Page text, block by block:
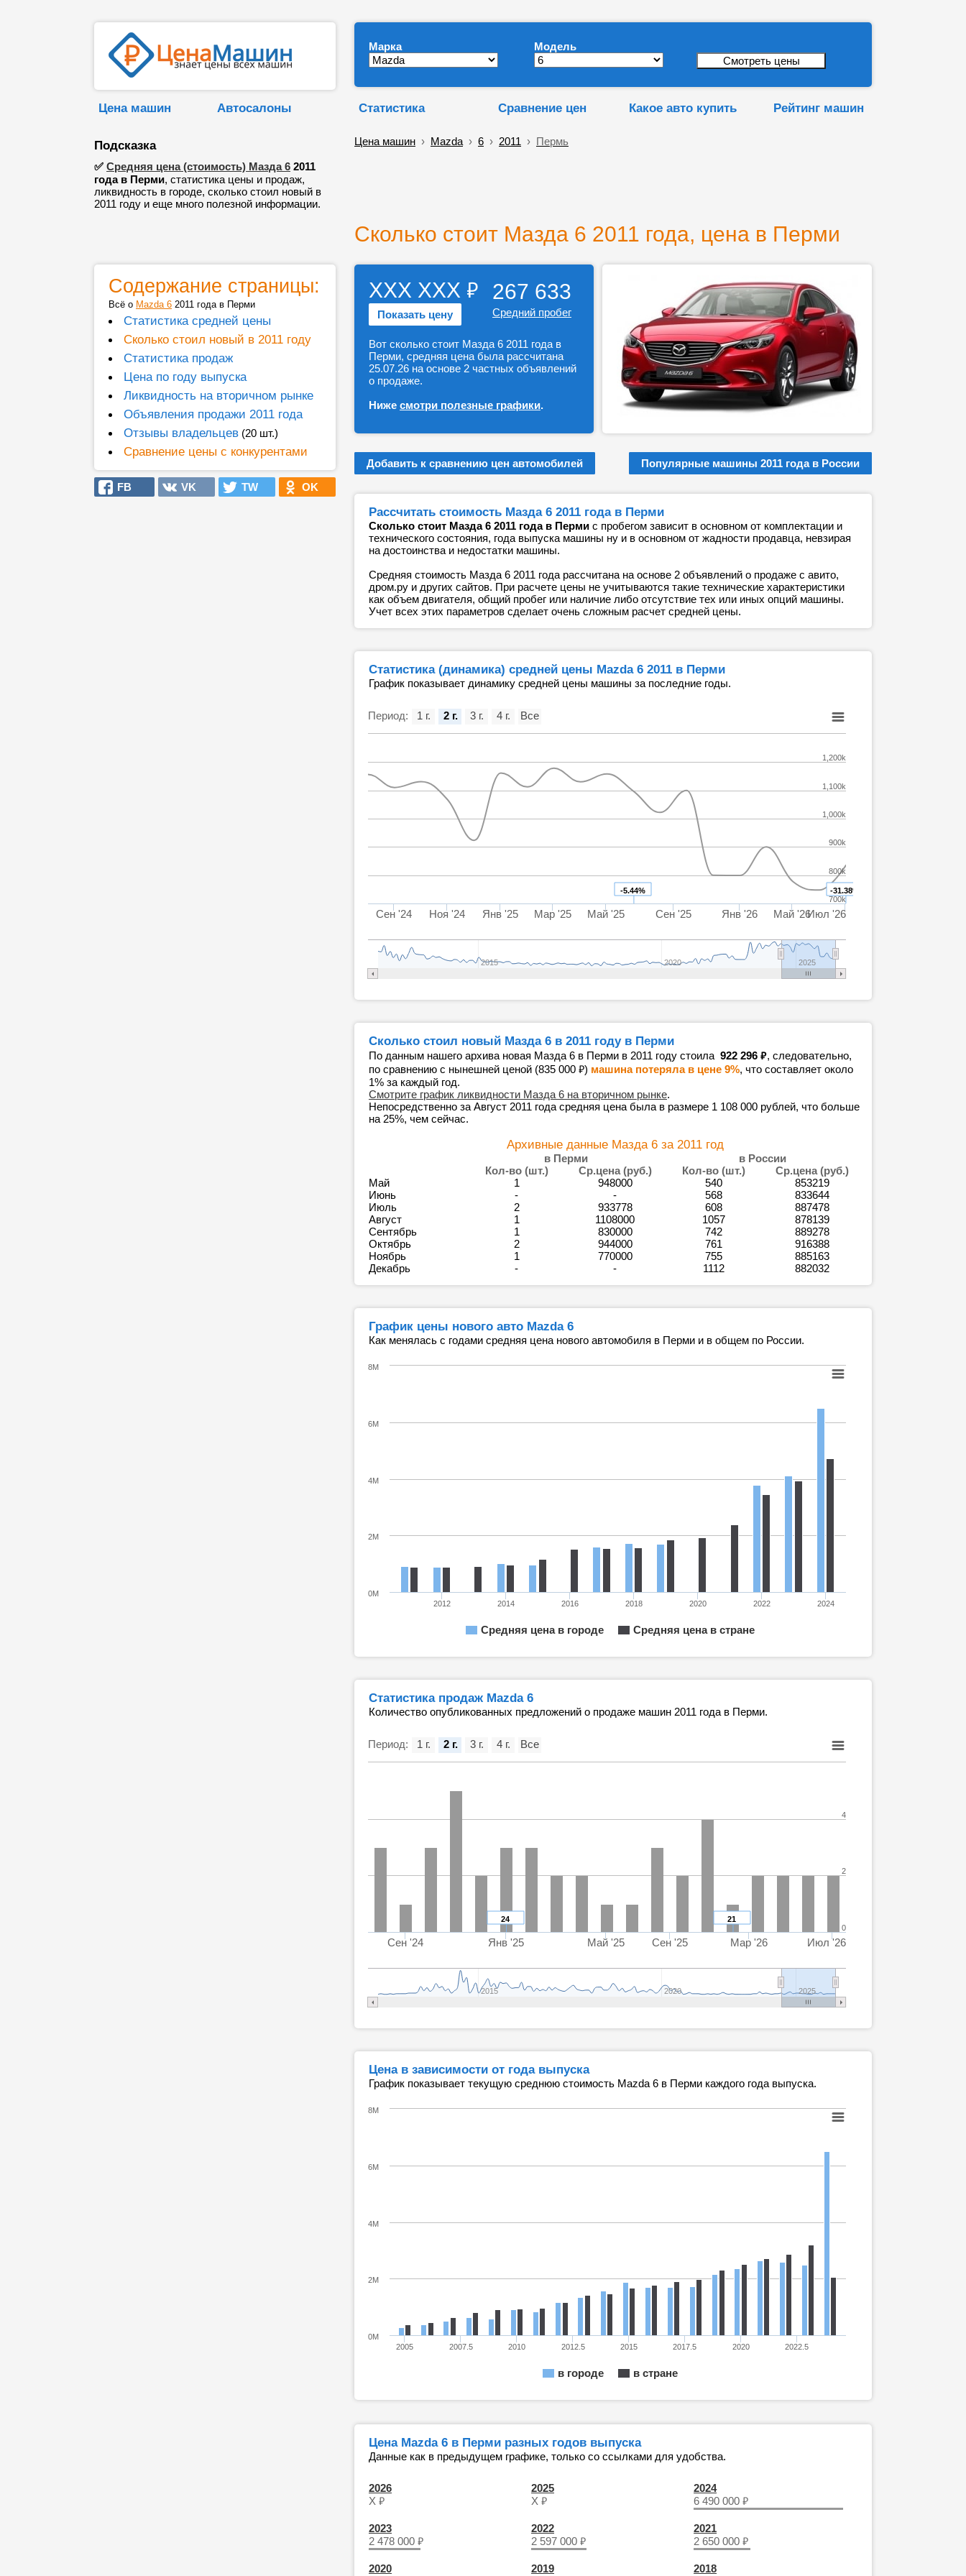
Марка Модель
Цена машин Автосалоны Статистика Сравнение цен Какое авто купить Рейтинг машин
Подсказка
✅ Средняя цена (стоимость) Мазда 6 2011
года в Перми, статистика цены и продаж,
ликвидность в городе, сколько стоил новый в
2011 году и еще много полезной информации.
Цена машин › Mazda › 6 › 2011 › Пермь
Сколько стоит Мазда 6 2011 года, цена в Перми
Содержание страницы:
Всё о Mazda 6 2011 года в Перми
Статистика средней цены
Сколько стоил новый в 2011 году
Статистика продаж
Цена по году выпуска
Ликвидность на вторичном рынке
Объявления продажи 2011 года
Отзывы владельцев (20 шт.)
Сравнение цены с конкурентами
FB VK TW OK
ХХХ ХХХ ₽
Показать цену
267 633
Средний пробег
Вот сколько стоит Мазда 6 2011 года в
Перми, средняя цена была рассчитана
25.07.26 на основе 2 частных объявлений
о продаже.
Ниже смотри полезные графики.
Добавить к сравнению цен автомобилей Популярные машины 2011 года в России
Рассчитать стоимость Мазда 6 2011 года в Перми
Сколько стоит Мазда 6 2011 года в Перми с пробегом зависит в основном от комплектации и
технического состояния, года выпуска машины ну и в основном от жадности продавца, невзирая
на достоинства и недостатки машины.
Средняя стоимость Мазда 6 2011 года рассчитана на основе 2 объявлений о продаже с авито,
дром.ру и других сайтов. При расчете цены не учитываются такие технические характеристики
как объем двигателя, общий пробег или наличие либо отсутствие тех или иных опций машины.
Учет всех этих параметров сделает очень сложным расчет средней цены.
Статистика (динамика) средней цены Mazda 6 2011 в Перми
График показывает динамику средней цены машины за последние годы.
Период:
-31.38%
-5.44%
Сен '24 Ноя '24 Янв '25 Мар '25 Май '25 Сен '25 Янв '26 Май '26Июл '26
2015 2020 2025
700k
800k
900k
1,000k
1,100k
1,200k
1 г. 2 г. 3 г. 4 г. Все
Сколько стоил новый Мазда 6 в 2011 году в Перми
По данным нашего архива новая Мазда 6 в Перми в 2011 году стоила 922 296 ₽, следовательно,
по сравнению с нынешней ценой (835 000 ₽) машина потеряла в цене 9%, что составляет около
1% за каждый год.
Смотрите график ликвидности Мазда 6 на вторичном рынке.
Непосредственно за Август 2011 года средняя цена была в размере 1 108 000 рублей, что больше
на 25%, чем сейчас.
Архивные данные Мазда 6 за 2011 год
в Перми
в России
Кол-во (шт.)
Ср.цена (руб.) Кол-во (шт.)
Ср.цена (руб.)
Май
1 948000 540
853219
Июнь
- - 568
833644
Июль
2 933778 608
887478
Август
1 1108000 1057
878139
Сентябрь
1 830000 742
889278
Октябрь
2 944000 761
916388
Ноябрь
1 770000 755
885163
Декабрь
- - 1112 882032
График цены нового авто Mazda 6
Как менялась с годами средняя цена нового автомобиля в Перми и в общем по России.
Средняя цена в городе Средняя цена в стране
2012 2014 2016 2018 2020 2022 2024
0M
2M
4M
6M
8M
Статистика продаж Mazda 6
Количество опубликованных предложений о продаже машин 2011 года в Перми.
Период:
21
24
Сен '24 Янв '25 Май '25 Сен '25 Мар '26 Июл '26
2015 2020 2025
0
2
4
1 г. 2 г. 3 г. 4 г. Все
Цена в зависимости от года выпуска
График показывает текущую среднюю стоимость Mazda 6 в Перми каждого года выпуска.
в городе в стране
2005 2007.5 2010 2012.5 2015 2017.5 2020 2022.5
0M
2M
4M
6M
8M
Цена Mazda 6 в Перми разных годов выпуска
Данные как в предыдущем графике, только со ссылками для удобства.
2026
Х ₽
2025
Х₽
2024
6 490 000₽
2023
2 478 000 ₽
2022
2 597 000₽
2021
2 650 000₽
2020
2019
2018